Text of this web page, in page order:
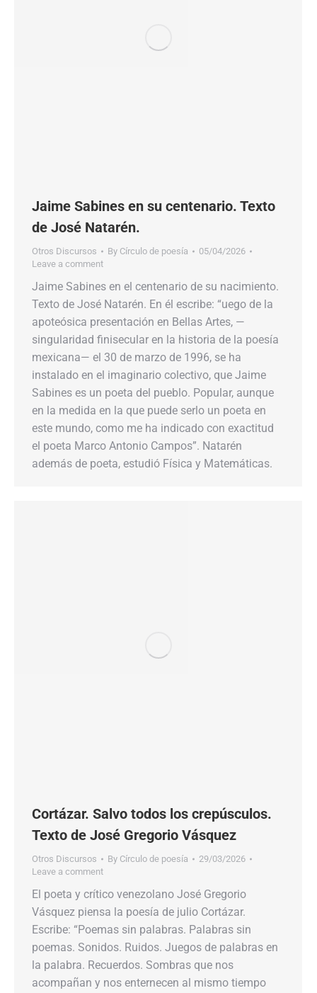
Jaime Sabines en su centenario. Texto
de José Natarén.
Otros Discursos By Círculo de poesía
05/04/2026
Leave a comment
Jaime Sabines en el centenario de su nacimiento.
Texto de José Natarén. En él escribe: “uego de la
apoteósica presentación en Bellas Artes, —
singularidad finisecular en la historia de la poesía
mexicana— el 30 de marzo de 1996, se ha
instalado en el imaginario colectivo, que Jaime
Sabines es un poeta del pueblo. Popular, aunque
en la medida en la que puede serlo un poeta en
este mundo, como me ha indicado con exactitud
el poeta Marco Antonio Campos”. Natarén
además de poeta, estudió Física y Matemáticas.
Cortázar. Salvo todos los crepúsculos.
Texto de José Gregorio Vásquez
Otros Discursos By Círculo de poesía
29/03/2026
Leave a comment
El poeta y crítico venezolano José Gregorio
Vásquez piensa la poesía de julio Cortázar.
Escribe: “Poemas sin palabras. Palabras sin
poemas. Sonidos. Ruidos. Juegos de palabras en
la palabra. Recuerdos. Sombras que nos
acompañan y nos enternecen al mismo tiempo